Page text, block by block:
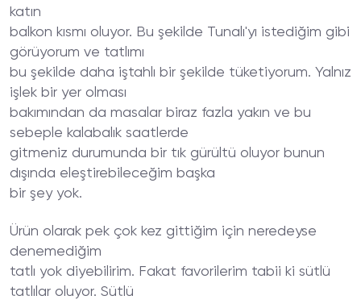
katın
balkon kısmı oluyor. Bu şekilde Tunalı'yı istediğim gibi
görüyorum ve tatlımı
bu şekilde daha iştahlı bir şekilde tüketiyorum. Yalnız
işlek bir yer olması
bakımından da masalar biraz fazla yakın ve bu
sebeple kalabalık saatlerde
gitmeniz durumunda bir tık gürültü oluyor bunun
dışında eleştirebileceğim başka
bir şey yok.
Ürün olarak pek çok kez gittiğim için neredeyse
denemediğim
tatlı yok diyebilirim. Fakat favorilerim tabii ki sütlü
tatlılar oluyor. Sütlü